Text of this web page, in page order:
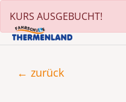
Inhalt
springen
KURS AUSGEBUCHT!
Beitragsnavigation
← zurück